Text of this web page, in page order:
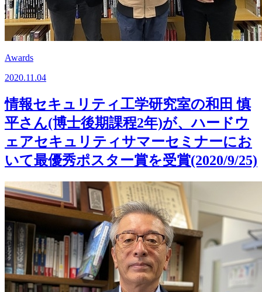
Awards
2020.11.04
情報セキュリティ工学研究室の和田 慎
平さん(博士後期課程2年)が、ハードウ
ェアセキュリティサマーセミナーにお
いて最優秀ポスター賞を受賞(2020/9/25)